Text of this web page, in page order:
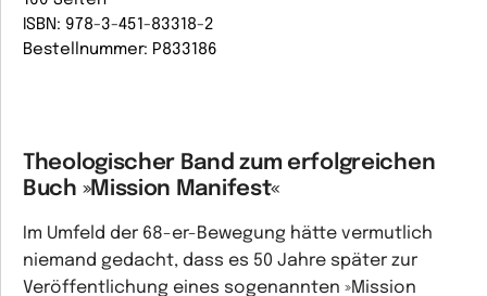
ISBN: 978-3-451-83318-2
Bestellnummer: P833186
Theologischer Band zum erfolgreichen
Buch »Mission Manifest«
Im Umfeld der 68-er-Bewegung hätte vermutlich
niemand gedacht, dass es 50 Jahre später zur
Veröffentlichung eines sogenannten »Mission